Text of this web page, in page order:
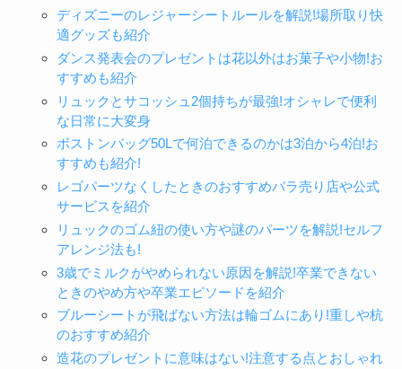
ディズニーのレジャーシートルールを解説!場所取り快
適グッズも紹介
ダンス発表会のプレゼントは花以外はお菓子や小物!お
すすめも紹介
リュックとサコッシュ2個持ちが最強!オシャレで便利
な日常に大変身
ボストンバッグ50Lで何泊できるのかは3泊から4泊!お
すすめも紹介!
レゴパーツなくしたときのおすすめバラ売り店や公式
サービスを紹介
リュックのゴム紐の使い方や謎のパーツを解説!セルフ
アレンジ法も!
3歳でミルクがやめられない原因を解説!卒業できない
ときのやめ方や卒業エピソードを紹介
ブルーシートが飛ばない方法は輪ゴムにあり!重しや杭
のおすすめ紹介
造花のプレゼントに意味はない!注意する点とおしゃれ